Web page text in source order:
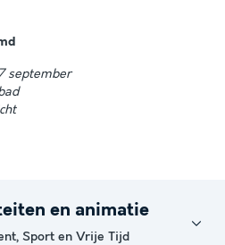
september
en animatie
Sport en Vrije Tijd